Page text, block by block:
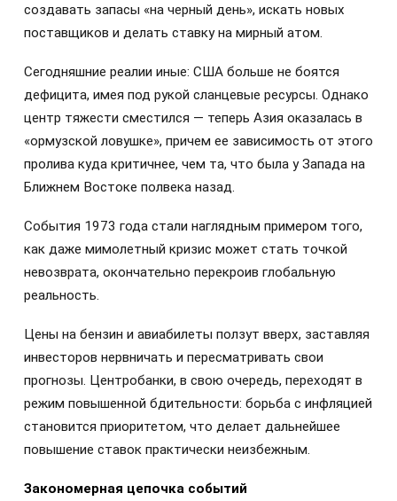
создавать запасы «на черный день», искать новых
поставщиков и делать ставку на мирный атом.
Сегодняшние реалии иные: США больше не боятся
дефицита, имея под рукой сланцевые ресурсы. Однако
центр тяжести сместился — теперь Азия оказалась в
«ормузской ловушке», причем ее зависимость от этого
пролива куда критичнее, чем та, что была у Запада на
Ближнем Востоке полвека назад.
События 1973 года стали наглядным примером того,
как даже мимолетный кризис может стать точкой
невозврата, окончательно перекроив глобальную
реальность.
Цены на бензин и авиабилеты ползут вверх, заставляя
инвесторов нервничать и пересматривать свои
прогнозы. Центробанки, в свою очередь, переходят в
режим повышенной бдительности: борьба с инфляцией
становится приоритетом, что делает дальнейшее
повышение ставок практически неизбежным.
Закономерная цепочка событий